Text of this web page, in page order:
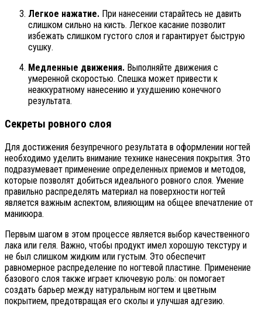
Легкое нажатие. При нанесении старайтесь не давить
слишком сильно на кисть. Легкое касание позволит
избежать слишком густого слоя и гарантирует быструю
сушку.
Медленные движения. Выполняйте движения с
умеренной скоростью. Спешка может привести к
неаккуратному нанесению и ухудшению конечного
результата.
Секреты ровного слоя
Для достижения безупречного результата в оформлении ногтей
необходимо уделить внимание технике нанесения покрытия. Это
подразумевает применение определенных приемов и методов,
которые позволят добиться идеального ровного слоя. Умение
правильно распределять материал на поверхности ногтей
является важным аспектом, влияющим на общее впечатление от
маникюра.
Первым шагом в этом процессе является выбор качественного
лака или геля. Важно, чтобы продукт имел хорошую текстуру и
не был слишком жидким или густым. Это обеспечит
равномерное распределение по ногтевой пластине. Применение
базового слоя также играет ключевую роль: он помогает
создать барьер между натуральным ногтем и цветным
покрытием, предотвращая его сколы и улучшая адгезию.